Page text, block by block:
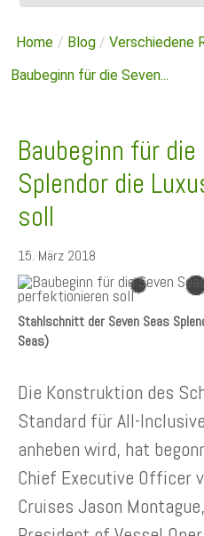
Home / Blog / Verschiedene
Baubeginn für die Seven...
Baubeginn für
Splendor die
soll
15. März 2018
Stahlschnitt der Seven Seas
Seas)
Die Konstruktion des
Standard für All-
anheben wird, hat
Chief Executive Officer
Cruises Jason